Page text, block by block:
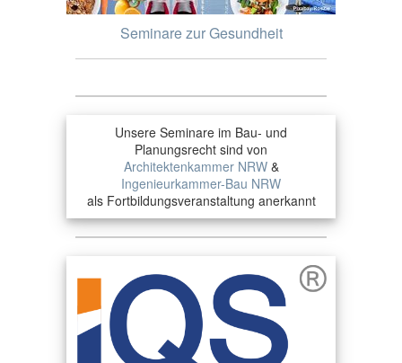
Seminare zur Gesundheit
Unsere Seminare im Bau- und
Planungsrecht sind von
Architektenkammer NRW&
Ingenieurkammer-Bau NRW
als Fortbildungsveranstaltung anerkannt